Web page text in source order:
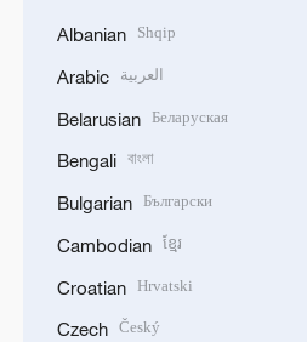
Albanian Shqip
Arabic العربية
Belarusian Беларуская
Bengali বাংলা
Bulgarian Български
Cambodian ខ្មែរ
Croatian Hrvatski
Czech Český